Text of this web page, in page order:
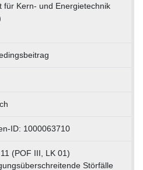
für Kern- und Energietechnik
ID: 1000063710
(POF III, LK 01)
Störfälle